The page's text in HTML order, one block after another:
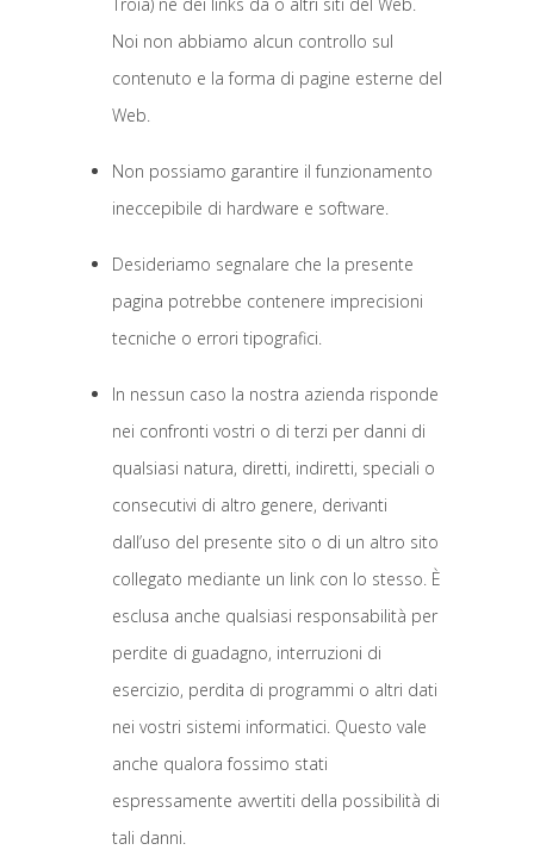
Noi non abbiamo alcun controllo sul
contenuto e la forma di pagine esterne del
Web.
Non possiamo garantire il funzionamento
ineccepibile di hardware e software.
Desideriamo segnalare che la presente
pagina potrebbe contenere imprecisioni
tecniche o errori tipografici.
In nessun caso la nostra azienda risponde
nei confronti vostri o di terzi per danni di
qualsiasi natura, diretti, indiretti, speciali o
consecutivi di altro genere, derivanti
dall’uso del presente sito o di un altro sito
collegato mediante un link con lo stesso. È
esclusa anche qualsiasi responsabilità per
perdite di guadagno, interruzioni di
esercizio, perdita di programmi o altri dati
nei vostri sistemi informatici. Questo vale
anche qualora fossimo stati
espressamente avvertiti della possibilità di
tali danni.